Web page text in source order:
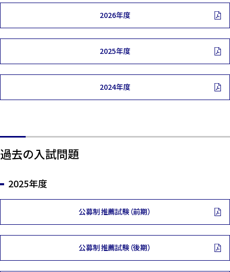
2026年度
2025年度
2024年度
過去の入試問題
2025年度
公募制推薦試験（前期）
公募制推薦試験（後期）